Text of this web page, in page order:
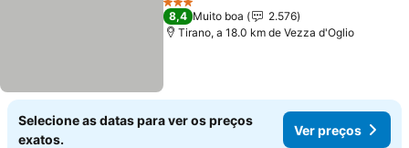
3 Estrelas
8,4 Muito boa
2.576
Tirano, a 18.0 km de Vezza d'Oglio
Selecione as datas para ver os preços
exatos.
Ver preços